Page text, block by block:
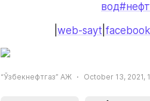
вод
web-sayt facebook
“Ўзбекнефтгаз” АЖ October 13, 2021,